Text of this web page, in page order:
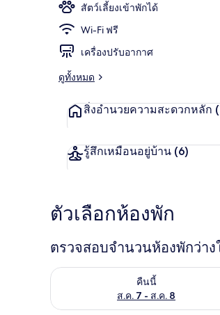
สัตว์เลี้ยงเข้าพักได้
Wi-Fi ฟรี
เครื่องปรับอากาศ
ดูทั้งหมด
สิ่งอำนวยความสะดวกหลัก
รู้สึกเหมือนอยู่บ้าน (6)
ตัวเลือกห้องพัก
ตรวจสอบจำนวนห้องพักว่า
คืนนี้
ส.ค. 7 - ส.ค. 8
ตรวจสอบจำนวนห้องพักว่างในคืนนี้